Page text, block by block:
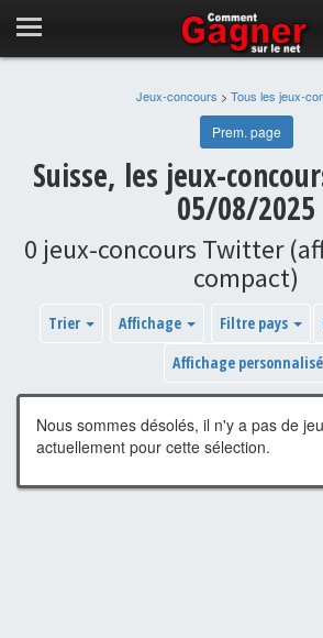
Jeux-concours > Tous les jeux-
Prem. page
Suisse, les jeux-
05/08/2025
0 jeux-concours Twitter
compact)
Trier Affichage Filtre pays
Affichage personnalisé
Nous sommes désolés, il n'y a pas de
actuellement pour cette sélection.